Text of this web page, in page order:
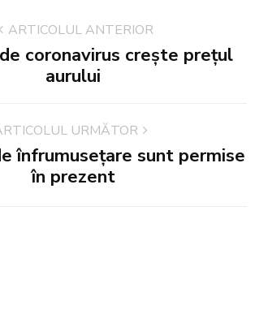
ARTICOLUL ANTERIOR
coronavirus crește prețul
aurului
URMĂTOR
înfrumusețare sunt permise
în prezent